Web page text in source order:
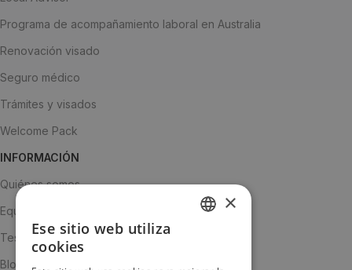
Programa de acompañamiento laboral en Australia
Renovación visado
Seguro médico
Trámites y visados
Welcome Pack
INFORMACIÓN
Quiénes somos
Equipo
Testimonios
Blog
×
Ese sitio web utiliza
cookies